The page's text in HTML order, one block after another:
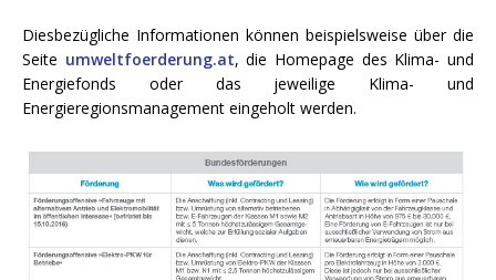
Diesbezügliche Informationen können beispielsweise über die
Seite umweltfoerderung.at, die Homepage des Klima- und
Energiefonds oder das jeweilige Klima- und
Energieregionsmanagement eingeholt werden.